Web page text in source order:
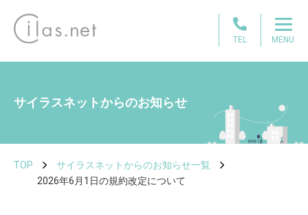
TEL MENU
サイラスネットからのお知らせ
TOP
サイラスネットからのお知らせ一覧
2026年6月1日の規約改定について